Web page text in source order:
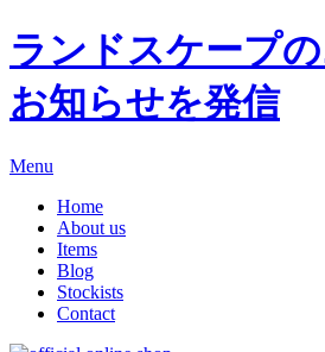
ランドスケープ
お知らせを発信
Menu
Home
About us
Items
Blog
Stockists
Contact